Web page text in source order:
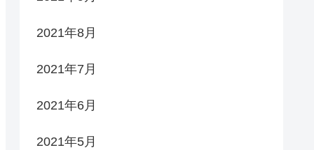
2021年8月
2021年7月
2021年6月
2021年5月